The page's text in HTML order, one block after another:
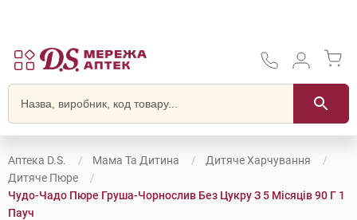
Аптека D.S. Мама Та Дитина
Дитяче Харчування
Дитяче Пюре
Чудо-Чадо Пюре Груша-Чорнослив Без Цукру З 5 Місяців 90 Г 1
Пауч